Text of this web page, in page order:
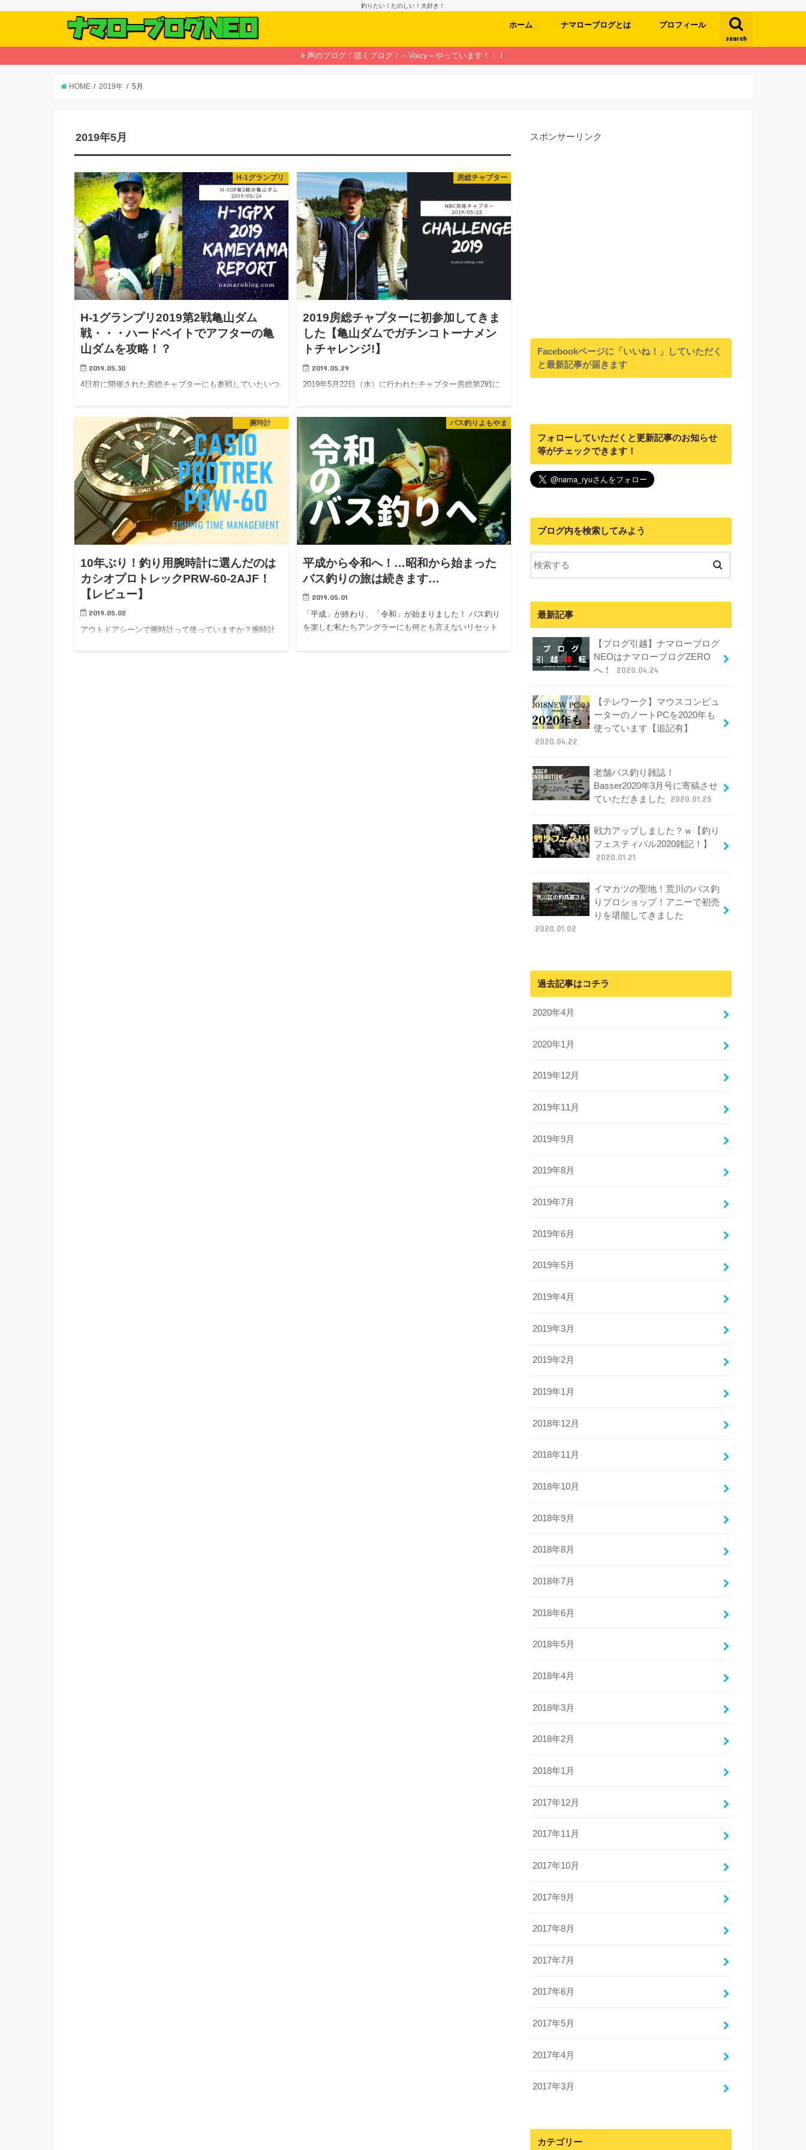
釣りたい！たのしい！大好き！
search
ホーム ナマローブログとは プロフィール
声のブログ！聴くブログ！～Voicy～やっています！！！
HOME 2019年 5月
2019年5月
H-1グランプリ
H-1グランプリ2019第2戦亀山ダム
戦・・・ハードベイトでアフターの亀
山ダムを攻略！？
2019.05.30
4日前に開催された房総チャプターにも参戦していたいつ
房総チャプター
2019房総チャプターに初参加してきま
した【亀山ダムでガチンコトーナメン
トチャレンジ!】
2019.05.29
2019年5月22日（水）に行われたチャプター房総第2戦に
腕時計
10年ぶり！釣り用腕時計に選んだのは
カシオプロトレックPRW-60-2AJF！
【レビュー】
2019.05.02
アウトドアシーンで腕時計って使っていますか？腕時計
バス釣りよもやま
平成から令和へ！…昭和から始まった
バス釣りの旅は続きます…
2019.05.01
「平成」が終わり、「令和」が始まりました！ バス釣り
を楽しむ私たちアングラーにも何とも言えないリセット
スポンサーリンク
Facebookページに「いいね！」していただく
と最新記事が届きます
フォローしていただくと更新記事のお知らせ
等がチェックできます！
ブログ内を検索してみよう
最新記事
【ブログ引越】ナマローブログ
NEOはナマローブログZERO
へ！
2020.04.24
【テレワーク】マウスコンピュ
ーターのノートPCを2020年も
使っています【追記有】
2020.04.22
老舗バス釣り雑誌！
Basser2020年3月号に寄稿させ
ていただきました
2020.01.25
戦力アップしました？ｗ【釣り
フェスティバル2020雑記！】
2020.01.21
イマカツの聖地！荒川のバス釣
りプロショップ！アニーで初売
りを堪能してきました
2020.01.02
過去記事はコチラ
2020年4月
2020年1月
2019年12月
2019年11月
2019年9月
2019年8月
2019年7月
2019年6月
2019年5月
2019年4月
2019年3月
2019年2月
2019年1月
2018年12月
2018年11月
2018年10月
2018年9月
2018年8月
2018年7月
2018年6月
2018年5月
2018年4月
2018年3月
2018年2月
2018年1月
2017年12月
2017年11月
2017年10月
2017年9月
2017年8月
2017年7月
2017年6月
2017年5月
2017年4月
2017年3月
カテゴリー